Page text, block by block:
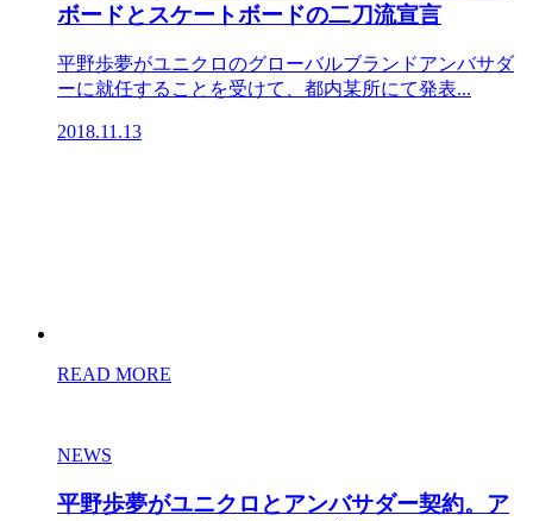
ボードとスケートボードの二刀流宣言
平野歩夢がユニクロのグローバルブランドアンバサダ
ーに就任することを受けて、都内某所にて発表...
2018.11.13
READ MORE
NEWS
平野歩夢がユニクロとアンバサダー契約。ア